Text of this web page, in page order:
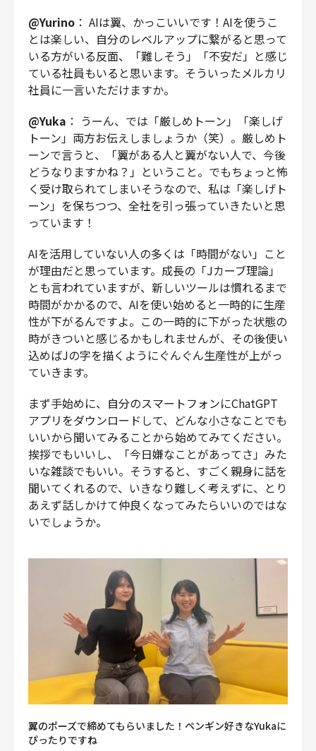
@Yurino ： AIは翼、かっこいいです！AIを使うこ
とは楽しい、自分のレベルアップに繋がると思って
いる方がいる反面、「難しそう」「不安だ」と感じ
ている社員もいると思います。そういったメルカリ
社員に一言いただけますか。
@Yuka ： うーん、では「厳しめトーン」「楽しげ
トーン」両方お伝えしましょうか（笑）。厳しめト
ーンで言うと、「翼がある人と翼がない人で、今後
どうなりますかね？」ということ。でもちょっと怖
く受け取られてしまいそうなので、私は「楽しげト
ーン」を保ちつつ、全社を引っ張っていきたいと思
っています！
AIを活用していない人の多くは「時間がない」こと
が理由だと思っています。成長の「Jカーブ理論」
とも言われていますが、新しいツールは慣れるまで
時間がかかるので、AIを使い始めると一時的に生産
性が下がるんですよ。この一時的に下がった状態の
時がきついと感じるかもしれませんが、その後使い
込めばJの字を描くようにぐんぐん生産性が上がっ
ていきます。
まず手始めに、自分のスマートフォンにChatGPT
アプリをダウンロードして、どんな小さなことでも
いいから聞いてみることから始めてみてください。
挨拶でもいいし、「今日嫌なことがあってさ」みた
いな雑談でもいい。そうすると、すごく親身に話を
聞いてくれるので、いきなり難しく考えずに、とり
あえず話しかけて仲良くなってみたらいいのではな
いでしょうか。
翼のポーズで締めてもらいました！ペンギン好きなYukaに
ぴったりですね